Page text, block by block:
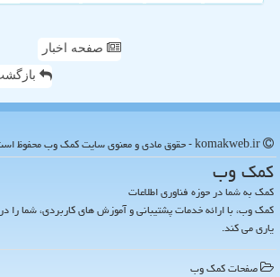
صفحه اخبار
كمك وب
کمک به شما در حوزه فناوری اطلاعات
کمک وب، با ارائه خدمات پشتیبانی و آموزش های کاربردی، شما را در
یاری می کند.
صفحات كمك وب